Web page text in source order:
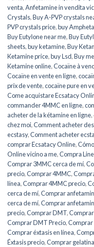
venta,Anfetamine in vendita
Crystals,Buy A-PVP crystals
PVP crystals price,buy
Buy Eutylone near me,Buy
sheets,buy ketamine,Buy
Ketamine price,buy Lsd,Buy
Ketamine online,Cocaïne à
Cocaïne en vente en ligne,
prix de vente,cocaïne pure en
Come acquistare Ecsatacy
commander 4MMC en ligne,
acheter de la kétamine en ligne,
chez moi,Comment acheter
ecstasy,Comment acheter
comprar Ecsatacy Online,
Online vicino a me,Compra
Comprar 3MMC cerca de mí,
precio,Comprar 4MMC,
línea,Comprar 4MMC precio,
cerca de mí,Comprar
cerca de mí,Comprar
precio,Comprar DMT,
Comprar DMT Precio,Comprar
Comprar éxtasis en línea,
Éxtasis precio,Comprar